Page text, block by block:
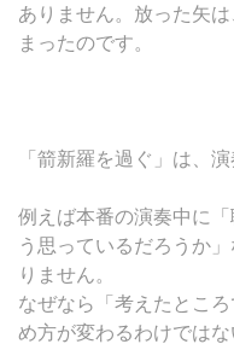
ありません。放った矢
まったのです。
「箭新羅を過ぐ」は、
例えば本番の演奏中に
う思っているだろうか
りません。
なぜなら「考えたとこ
め方が変わるわけでは